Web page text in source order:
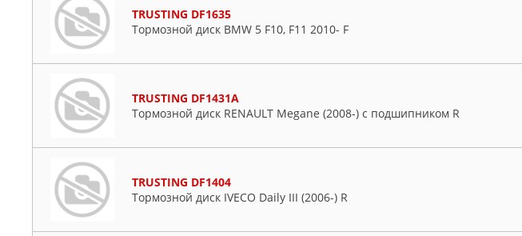
TRUSTING DF1635
Тормозной диск BMW 5 F10, F11 2010- F
TRUSTING DF1431A
Тормозной диск RENAULT Megane (2008-) с подшипником R
TRUSTING DF1404
Тормозной диск IVECO Daily III (2006-) R